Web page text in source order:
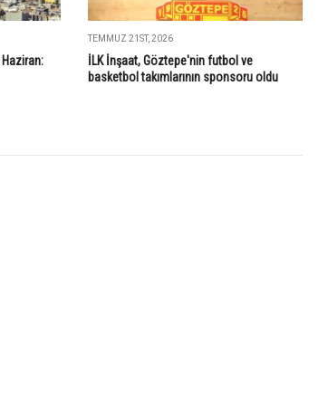
TEMMUZ 21ST, 2026
İLK İnşaat, Göztepe'nin futbol ve
basketbol takımlarının sponsoru oldu